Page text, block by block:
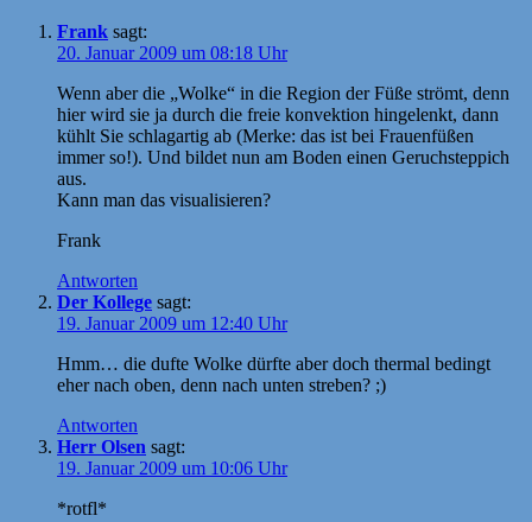
Frank sagt:
20. Januar 2009 um 08:18 Uhr
Wenn aber die „Wolke“ in die Region der Füße strömt, denn
hier wird sie ja durch die freie konvektion hingelenkt, dann
kühlt Sie schlagartig ab (Merke: das ist bei Frauenfüßen
immer so!). Und bildet nun am Boden einen Geruchsteppich
aus.
Kann man das visualisieren?
Frank
Antworten
Der Kollege sagt:
19. Januar 2009 um 12:40 Uhr
Hmm… die dufte Wolke dürfte aber doch thermal bedingt
eher nach oben, denn nach unten streben? ;)
Antworten
Herr Olsen sagt:
19. Januar 2009 um 10:06 Uhr
*rotfl*